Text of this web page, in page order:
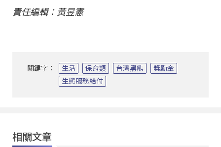
責任編輯：黃昱憲
關鍵字： 生活 保育類 台灣黑熊
獎勵金
生態服務給付
相關文章